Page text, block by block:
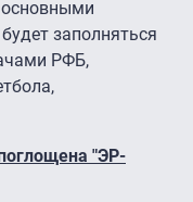
основными
заполняться
РФБ,
"ЭР-